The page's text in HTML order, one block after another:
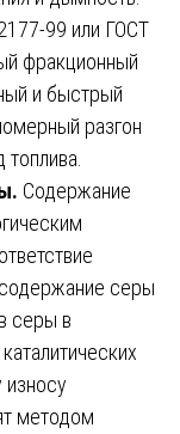
99 или ГОСТ
фракционный
и быстрый
разгон
Содержание
серы
серы в
методом